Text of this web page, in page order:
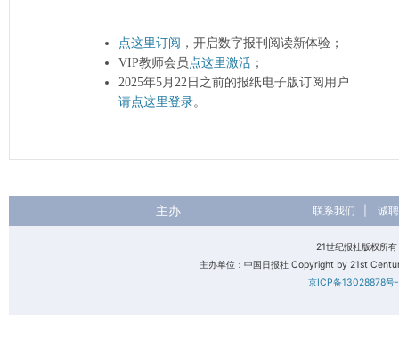
点这里订阅 ，开启数字报刊阅读新体验；
VIP教师会员点这里激活 ；
2025年5月22日之前的报纸电子版订阅用户
请点这里登录。
主办 联系我们 诚
21世纪报社版权所
主办单位：中国日报社 Copyright by 21st
京ICP备13028878号